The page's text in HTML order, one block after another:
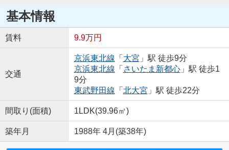
基本情報
賃料 9.9万円
交通
京浜東北線 「 大宮 」駅 徒歩9分
京浜東北線 「 さいたま新都心」駅 徒歩1
9分
東武野田線 「 北大宮 」駅 徒歩22分
間取り(面積) 1LDK(39.96㎡)
築年月 1988年 4月(築38年)